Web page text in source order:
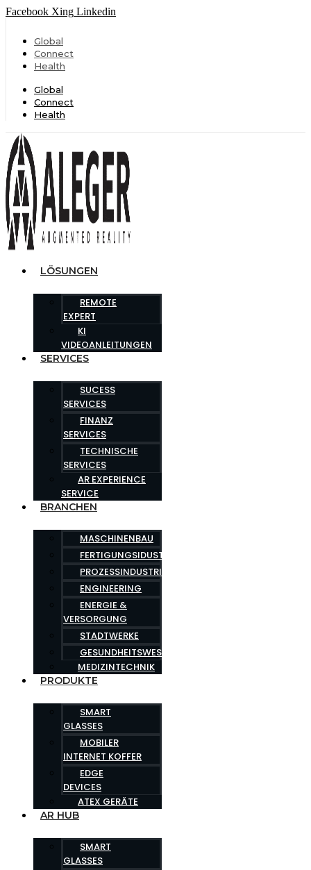
Facebook Xing Linkedin
Global
Connect
Health
Global
Connect
Health
LÖSUNGEN
REMOTE
EXPERT
KI
VIDEOANLEITUNGEN
SERVICES
SUCESS
SERVICES
FINANZ
SERVICES
TECHNISCHE
SERVICES
AR EXPERIENCE
SERVICE
BRANCHEN
MASCHINENBAU
FERTIGUNGSIDUSTRIE
PROZESSINDUSTRIE
ENGINEERING
ENERGIE &
VERSORGUNG
STADTWERKE
GESUNDHEITSWESEN
MEDIZINTECHNIK
PRODUKTE
SMART
GLASSES
MOBILER
INTERNET KOFFER
EDGE
DEVICES
ATEX GERÄTE
AR HUB
SMART
GLASSES